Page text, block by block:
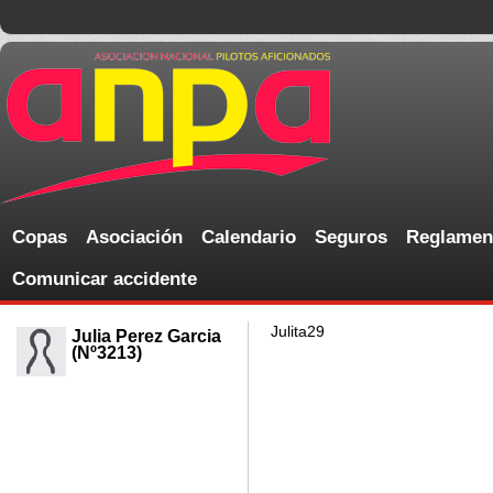
Copas Asociación Calendario Seguros
Comunicar accidente
Julia Perez Garcia
(Nº3213)
Julita29